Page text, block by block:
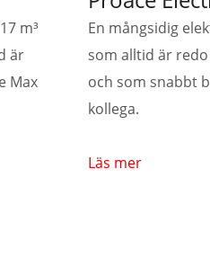
m³
är
Max
En mångsidig
som alltid är
och som snabbt
kollega.
Läs mer